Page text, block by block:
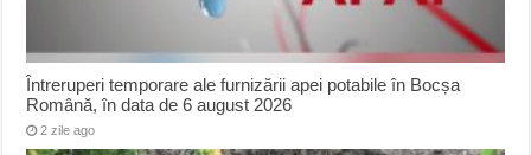
Întreruperi temporare ale furnizării apei potabile în Bocșa
Română, în data de 6 august 2026
2 zile ago